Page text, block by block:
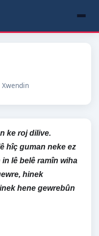
Xwendin
ke roj dilive.
hîç guman neke ez
lê belê ramîn wiha
hinek
hene gewrebûn